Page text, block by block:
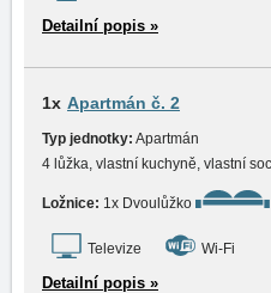
Detailní popis »
1x Apartmán č. 2
Typ jednotky: Apartmán
4 lůžka, vlastní kuchyně, vlastní
Ložnice: 1x Dvoulůžko
Televize Wi-Fi
Detailní popis »